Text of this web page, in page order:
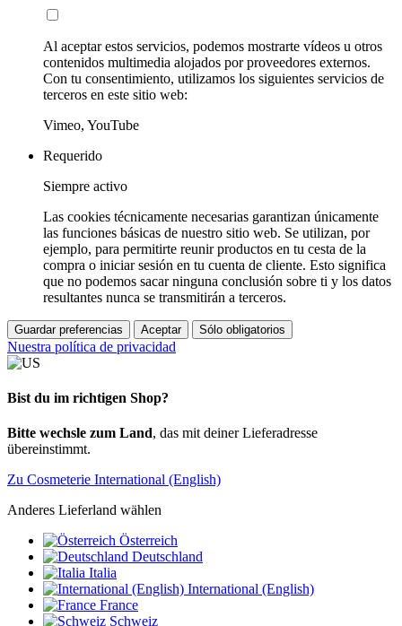
Al aceptar estos servicios, podemos mostrarte vídeos u otros
contenidos multimedia alojados por proveedores externos.
Con tu consentimiento, utilizamos los siguientes servicios de
terceros en este sitio web:
Vimeo, YouTube
Requerido
Siempre activo
Las cookies técnicamente necesarias garantizan únicamente
las funciones básicas de nuestro sitio web. Se utilizan, por
ejemplo, para permitirte reunir productos en tu cesta de la
compra o iniciar sesión en tu cuenta de cliente. Esto significa
que no podemos sacar ninguna conclusión sobre ti y los datos
resultantes nunca se transmitirán a terceros.
Guardar preferencias Aceptar Sólo obligatorios
Nuestra política de privacidad
Bist du im richtigen Shop?
Bitte wechsle zum Land, das mit deiner Lieferadresse
übereinstimmt.
Zu Cosmeterie International (English)
Anderes Lieferland wählen
Österreich
Deutschland
Italia
International (English)
France
Schweiz